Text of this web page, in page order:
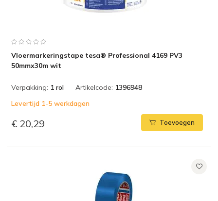
Vloermarkeringstape tesa® Professional 4169 PV3
50mmx30m wit
Verpakking: 1 rol Artikelcode: 1396948
Levertijd 1-5 werkdagen
€ 20,29 Toevoegen